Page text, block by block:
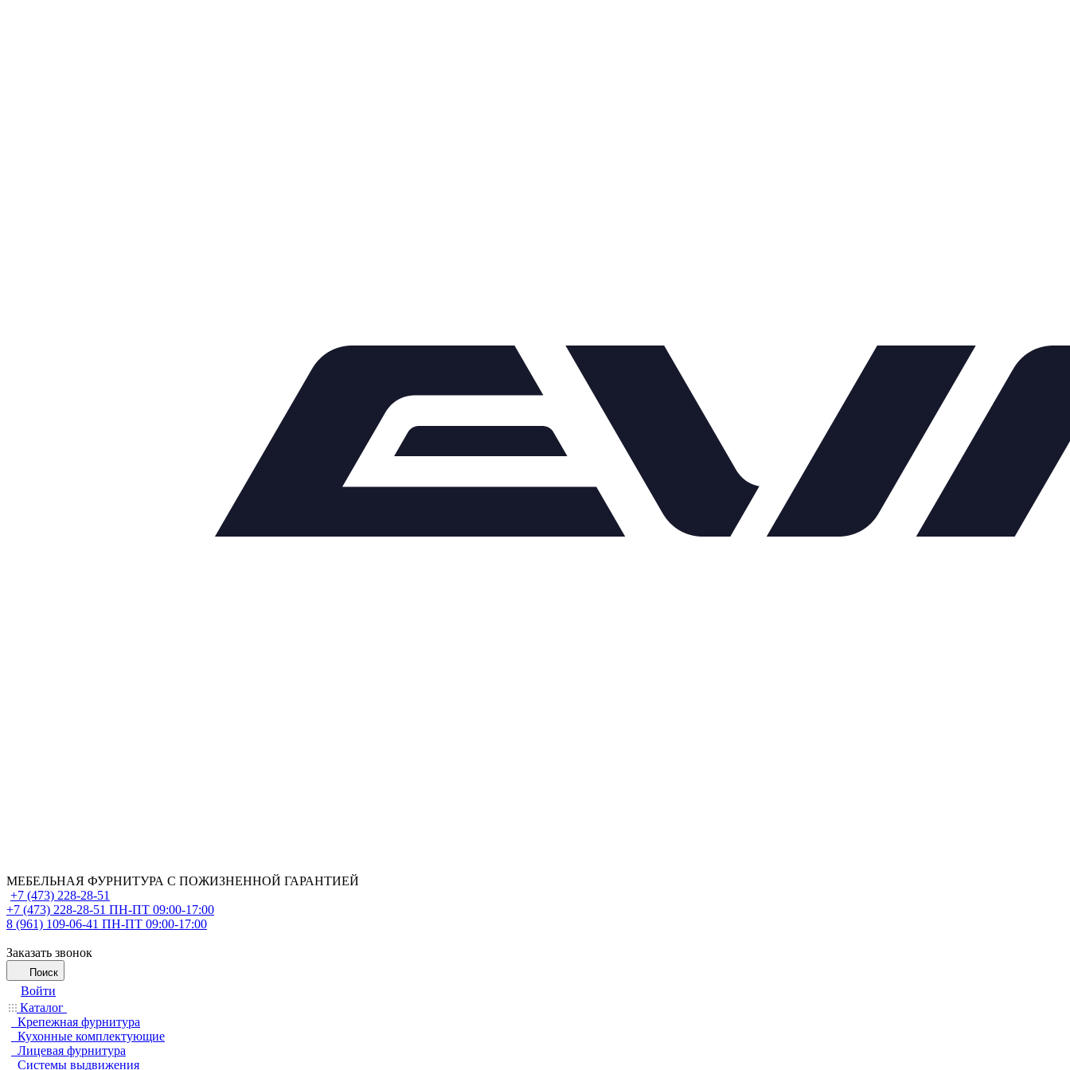
МЕБЕЛЬНАЯ ФУРНИТУРА С ПОЖИЗНЕННОЙ ГАРАНТИЕЙ
+7 (473) 228-28-51
+7 (473) 228-28-51 ПН-ПТ 09:00-17:00
8 (961) 109-06-41 ПН-ПТ 09:00-17:00
Заказать звонок
Поиск
Войти
Каталог
Крепежная фурнитура
Кухонные комплектующие
Лицевая фурнитура
Системы выдвижения